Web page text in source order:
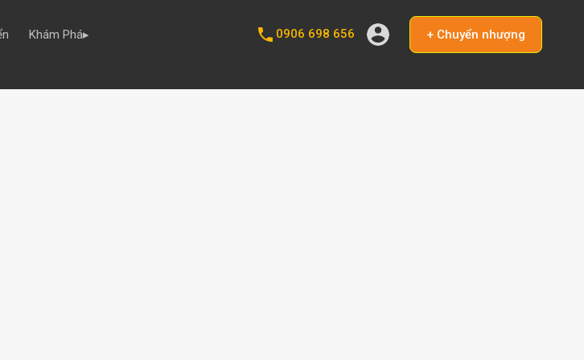
Khám Phá▸ 0906 698 656 + Chuyển nhượng